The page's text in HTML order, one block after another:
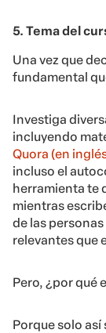
5. Tema del
Una vez que
fundamental
Investiga
incluyendo
Quora (en
incluso el
herramienta te
mientras
de las
relevantes que
Pero, ¿por qué
Porque solo